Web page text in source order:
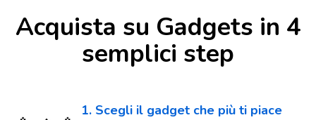
Acquista su Gadgets in 4
semplici step
1. Scegli il gadget che più ti piace